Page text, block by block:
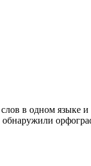
в одном языке
обнаружили